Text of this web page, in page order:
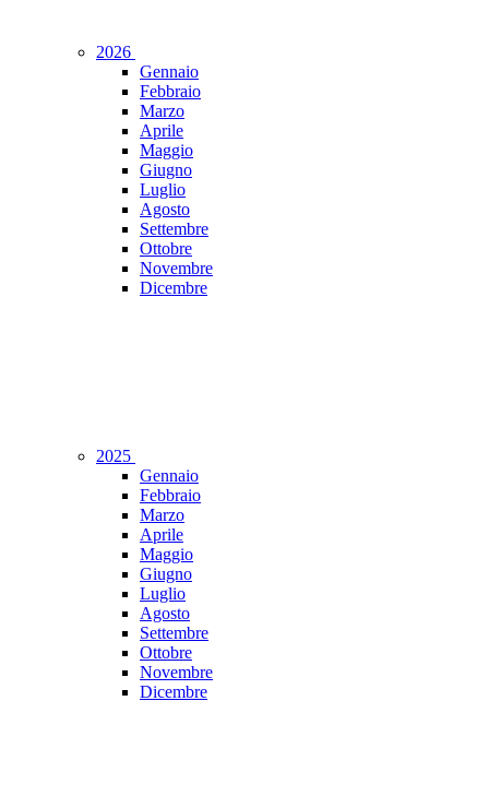
2026
Gennaio
Febbraio
Marzo
Aprile
Maggio
Giugno
Luglio
Agosto
Settembre
Ottobre
Novembre
Dicembre
2025
Gennaio
Febbraio
Marzo
Aprile
Maggio
Giugno
Luglio
Agosto
Settembre
Ottobre
Novembre
Dicembre